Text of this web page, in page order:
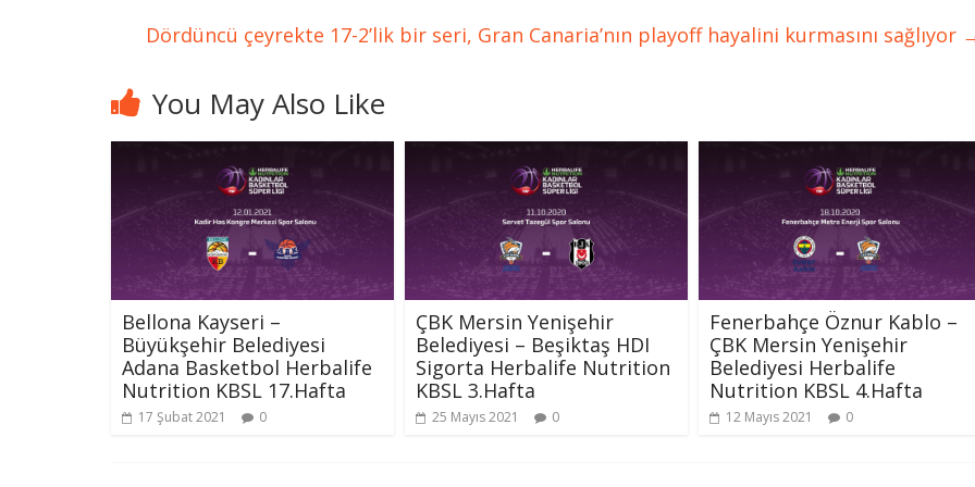
Dördüncü çeyrekte 17-2’lik bir seri, Gran Canaria’nın playoff hayalini kurmasını sağlıyor
You May Also Like
Bellona Kayseri –
Büyükşehir Belediyesi
Adana Basketbol Herbalife
Nutrition KBSL 17.Hafta
17 Şubat 2021 0
ÇBK Mersin Yenişehir
Belediyesi – Beşiktaş HDI
Sigorta Herbalife Nutrition
KBSL 3.Hafta
25 Mayıs 2021 0
Fenerbahçe Öznur Kablo –
ÇBK Mersin Yenişehir
Belediyesi Herbalife
Nutrition KBSL 4.Hafta
12 Mayıs 2021 0